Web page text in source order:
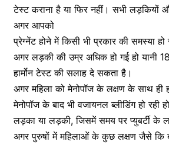
टेस्ट कराना है या फिर नहीं। सभी लड़कियों
अगर आपको
प्रेग्नेंट होने में किसी भी प्रकार की समस्या हो
अगर लड़की की उम्र अधिक हो गई हो यानी
हार्मोन टेस्ट की सलाह दे सकता है।
अगर महिला कोमेनोपॉज के लक्षण के साथ ही
मेनोपॉज के बाद भी वजायनल ब्लीडिंगहो रही
लड़का या लड़की, जिसमें समय पर प्युबर्टी के
अगर पुरुषों में महिलाओं के कुछ लक्षण जैसे कि